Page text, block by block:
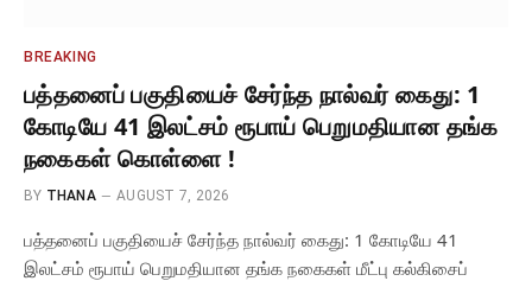
BREAKING
பத்தனைப் பகுதியைச் சேர்ந்த நால்வர் கைது: 1
கோடியே 41 இலட்சம் ரூபாய் பெறுமதியான தங்க
நகைகள் கொள்ளை !
BY THANA AUGUST 7, 2026
பத்தனைப் பகுதியைச் சேர்ந்த நால்வர் கைது: 1 கோடியே 41
இலட்சம் ரூபாய் பெறுமதியான தங்க நகைகள் மீட்பு கல்கிசைப்